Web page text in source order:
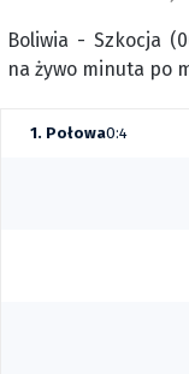
Boliwia - Szkocja
na żywo minuta po
1. Połowa0:4